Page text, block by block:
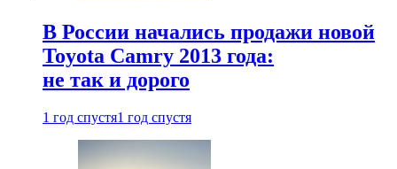
В России начались продажи новой
Toyota Camry 2013 года:
не так и дорого
1 год спустя1 год спустя